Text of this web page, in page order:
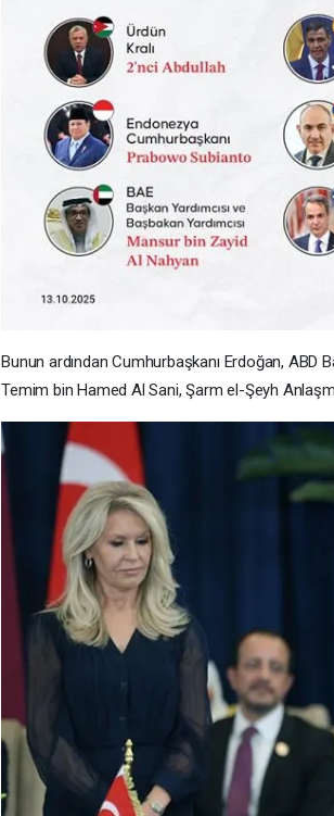
Bunun ardından Cumhurbaşkanı Erdoğan, ABD
Temim bin Hamed Al Sani, Şarm el-Şeyh